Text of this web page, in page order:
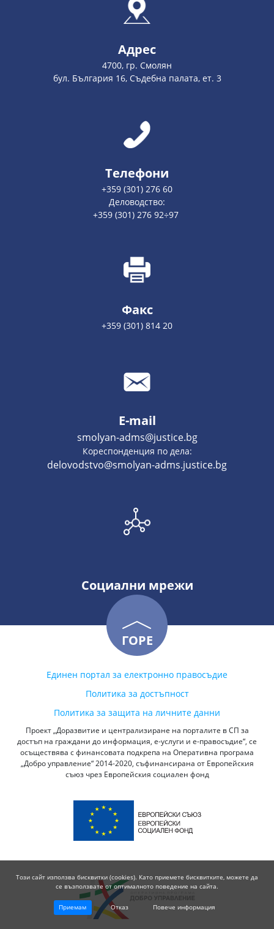
Адрес
4700, гр. Смолян
бул. България 16, Съдебна палата, ет. 3
Телефони
+359 (301) 276 60
Деловодство:
+359 (301) 276 92÷97
Факс
+359 (301) 814 20
E-mail
smolyan-adms@justice.bg
Кореспонденция по дела:
delovodstvo@smolyan-adms.justice.bg
Социални мрежи
ГОРЕ
Единен портал за електронно правосъдие
Политика за достъпност
Политика за защита на личните данни
Проект „Доразвитие и централизиране на порталите в СП за
достъп на граждани до информация, е-услуги и е-правосъдие“, се
осъществява с финансовата подкрепа на Оперативна програма
„Добро управление“ 2014-2020, съфинансирана от Европейския
съюз чрез Европейския социален фонд
Този сайт използва бисквитки (cookies). Като приемете бисквитките, можете да
се възползвате от оптималното поведение на сайта.
Приемам Отказ Повече информация